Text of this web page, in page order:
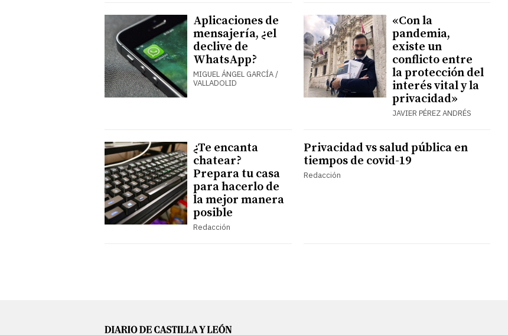
Aplicaciones de
mensajería, ¿el
declive de
WhatsApp?
MIGUEL ÁNGEL GARCÍA /
VALLADOLID
«Con la
pandemia,
existe un
conflicto entre
la protección del
interés vital y la
privacidad»
JAVIER PÉREZ ANDRÉS
¿Te encanta
chatear?
Prepara tu casa
para hacerlo de
la mejor manera
posible
Redacción
Privacidad vs salud pública en
tiempos de covid-19
Redacción